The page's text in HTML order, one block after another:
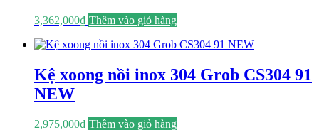
3,362,000₫ Thêm vào giỏ hàng
Kệ xoong nồi inox 304 Grob CS304 91
NEW
2,975,000₫ Thêm vào giỏ hàng